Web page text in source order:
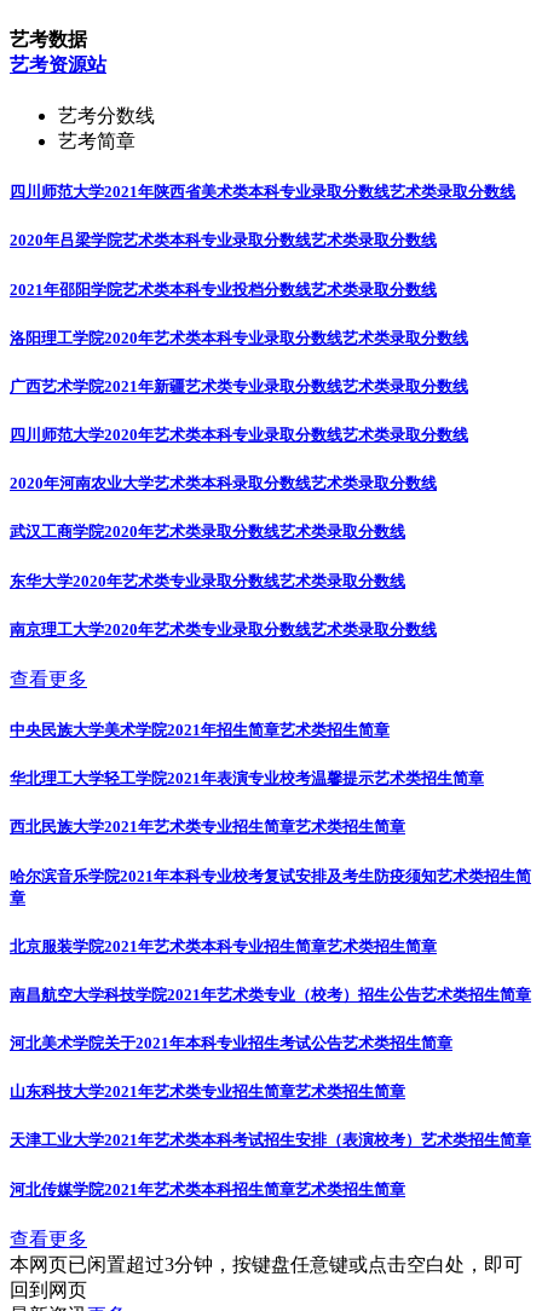
艺考数据
艺考资源站
艺考分数线
艺考简章
四川师范大学2021年陕西省美术类本科专业录取分数线艺术类录取分数线
2020年吕梁学院艺术类本科专业录取分数线艺术类录取分数线
2021年邵阳学院艺术类本科专业投档分数线艺术类录取分数线
洛阳理工学院2020年艺术类本科专业录取分数线艺术类录取分数线
广西艺术学院2021年新疆艺术类专业录取分数线艺术类录取分数线
四川师范大学2020年艺术类本科专业录取分数线艺术类录取分数线
2020年河南农业大学艺术类本科录取分数线艺术类录取分数线
武汉工商学院2020年艺术类录取分数线艺术类录取分数线
东华大学2020年艺术类专业录取分数线艺术类录取分数线
南京理工大学2020年艺术类专业录取分数线艺术类录取分数线
查看更多
中央民族大学美术学院2021年招生简章艺术类招生简章
华北理工大学轻工学院2021年表演专业校考温馨提示艺术类招生简章
西北民族大学2021年艺术类专业招生简章艺术类招生简章
哈尔滨音乐学院2021年本科专业校考复试安排及考生防疫须知艺术类招生简
章
北京服装学院2021年艺术类本科专业招生简章艺术类招生简章
南昌航空大学科技学院2021年艺术类专业（校考）招生公告艺术类招生简章
河北美术学院关于2021年本科专业招生考试公告艺术类招生简章
山东科技大学2021年艺术类专业招生简章艺术类招生简章
天津工业大学2021年艺术类本科考试招生安排（表演校考） 艺术类招生简章
河北传媒学院2021年艺术类本科招生简章艺术类招生简章
查看更多
本网页已闲置超过3分钟，按键盘任意键或点击空白处，即可
回到网页